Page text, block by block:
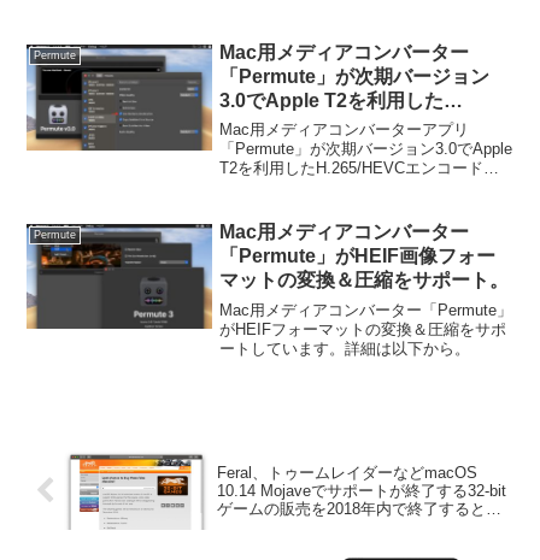
Permute
Mac用メディアコンバーター
「Permute」が次期バージョン
3.0でApple T2を利用した
H.265/HEVCエンコードのH/Wア
クセレーションをサポート。
Mac用メディアコンバーターアプリ
「Permute」が次期バージョン3.0でApple
T2を利用したH.265/HEVCエンコードの
Permute
Mac用メディアコンバーター
「Permute」がHEIF画像フォー
マットの変換＆圧縮をサポート。
Mac用メディアコンバーター「Permute」
がHEIFフォーマットの変換＆圧縮をサポ
ートしています。詳細は以下から。
Feral、トゥームレイダーなどmacOS
10.14 Mojaveでサポートが終了する32-bit
ゲームの販売を2018年内で終了すると発